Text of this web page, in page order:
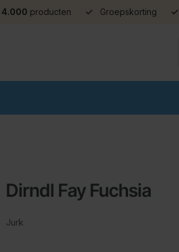
4.000 producten Groepskorting
Dirndl Fay Fuchsia
Jurk